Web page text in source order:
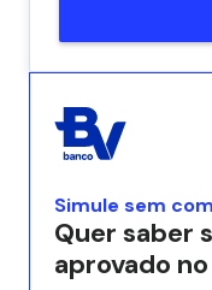
Simule sem
Quer saber
aprovado